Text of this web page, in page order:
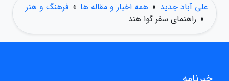
علی آباد جدید » همه اخبار و مقاله ها » فرهنگ و هنر
» راهنمای سفر گوا هند